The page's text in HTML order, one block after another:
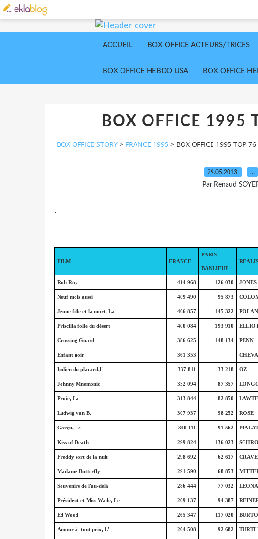
ACCUEIL BOX OFFICE ACTEURS/TRICES
BOX OFFICE HEBDO USA BOX OFFICE
BOX OFFICE 1995
BOX OFFICE STORY > FRANCE 1995 > BOX OFFICE 1995 TOP
29.05.2013 …
Par Renaud
.
FILM FRANCE
PARIS
BANLIEUE
Rob Roy 414 968 126 030 JONES
Neuf mois aussi 409 490 95 873
Jeune fille et la mort, La 406 857 145 322
Priscilla folle du désert 400 084 193 910
Crossing Guard 386 625 148 134 PENN
Enfant noir 361 353
Indien du placard,l' 337 811 33 218 OZ
Johnny Mnemonic 332 094 87 357
Proie, La 313 844 82 850
Ludwig van B. 307 937 98 252 ROSE
Garçu, Le 300 111 91 562 PIALAT
Kiss of Death 299 824 136 023
Freddy sort de la nuit 298 692 62 617
Madame Butterfly 291 590 68 853
Souvenirs de l'au-delà 286 444 77 032
Président et Miss Wade, Le 269 137 94 387
Ed Wood 265 347 117 020
Amour à tout prix, L' 264 508 92 682